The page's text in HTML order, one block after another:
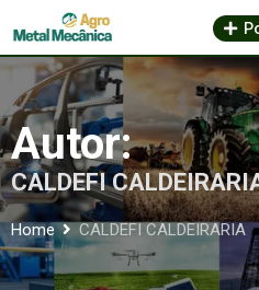
to
content
Autor:
CALDEFI
Home CALDEFI CALDEIRARIA